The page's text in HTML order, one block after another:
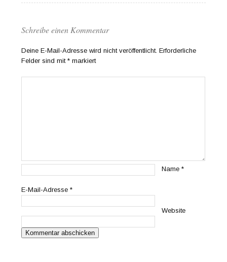
Schreibe einen Kommentar
Deine E-Mail-Adresse wird nicht veröffentlicht. Erforderliche
Felder sind mit* markiert
Name*
E-Mail-Adresse*
Website